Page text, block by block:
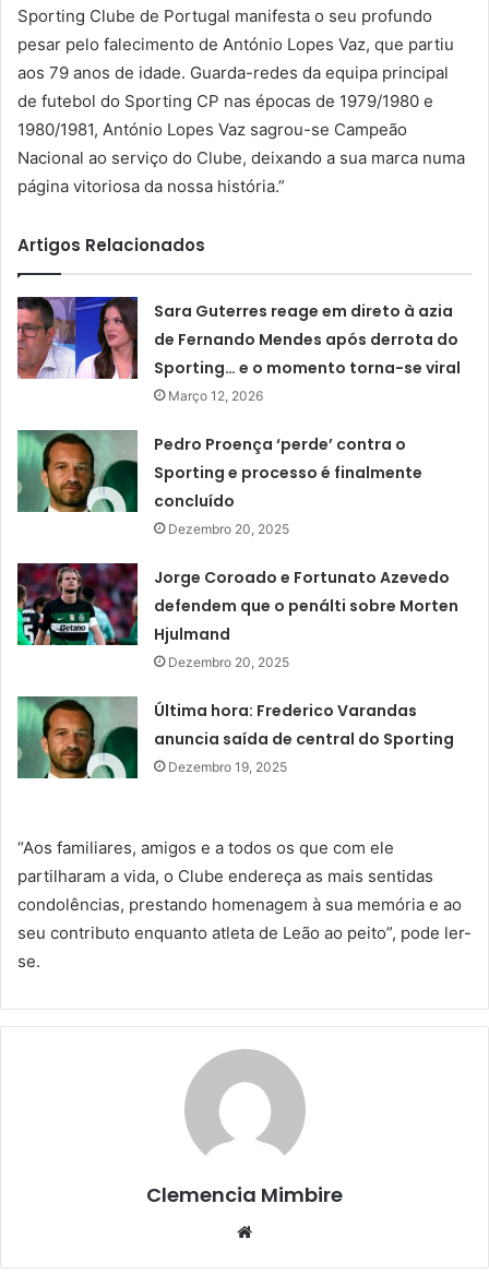
Sporting Clube de Portugal manifesta o seu profundo
pesar pelo falecimento de António Lopes Vaz, que partiu
aos 79 anos de idade. Guarda-redes da equipa principal
de futebol do Sporting CP nas épocas de 1979/1980 e
1980/1981, António Lopes Vaz sagrou-se Campeão
Nacional ao serviço do Clube, deixando a sua marca numa
página vitoriosa da nossa história.”
Artigos Relacionados
Sara Guterres reage em direto à azia
de Fernando Mendes após derrota do
Sporting… e o momento torna-se viral
Março 12, 2026
Pedro Proença ‘perde’ contra o
Sporting e processo é finalmente
concluído
Dezembro 20, 2025
Jorge Coroado e Fortunato Azevedo
defendem que o penálti sobre Morten
Hjulmand
Dezembro 20, 2025
Última hora: Frederico Varandas
anuncia saída de central do Sporting
Dezembro 19, 2025
“Aos familiares, amigos e a todos os que com ele
partilharam a vida, o Clube endereça as mais sentidas
condolências, prestando homenagem à sua memória e ao
seu contributo enquanto atleta de Leão ao peito”, pode ler-
se.
Clemencia Mimbire
Website